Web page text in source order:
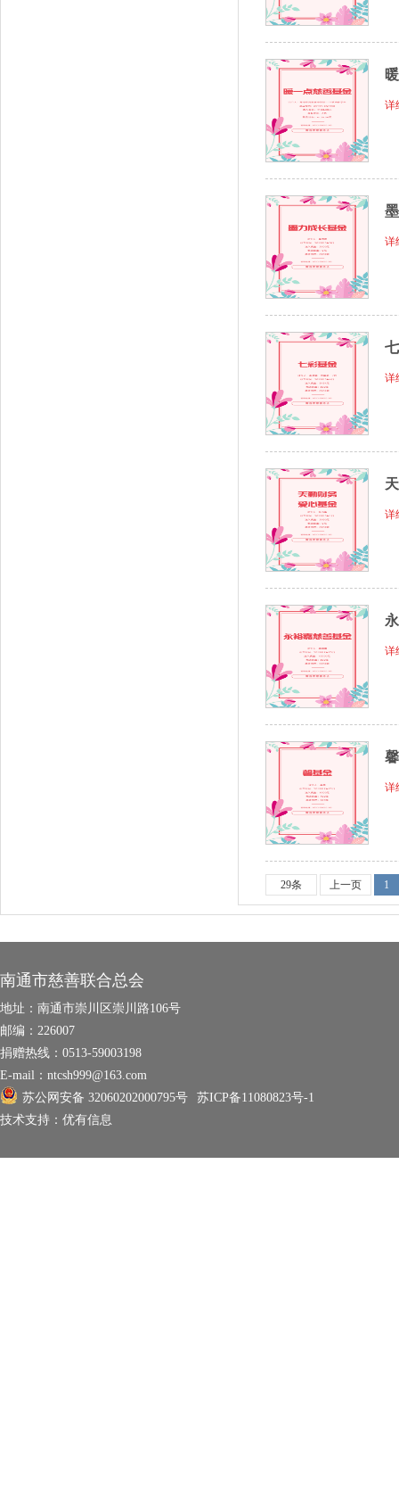
详
详
详
详
详
详
29条 上一页 1
南通市慈善联合总会
地址： 南通市崇川区崇川路106号
邮编： 226007
捐赠热线： 0513-59003198
E-mail： ntcsh999@163.com
苏公网安备 32060202000795号
苏ICP备11080823号-1
技术支持： 优有信息